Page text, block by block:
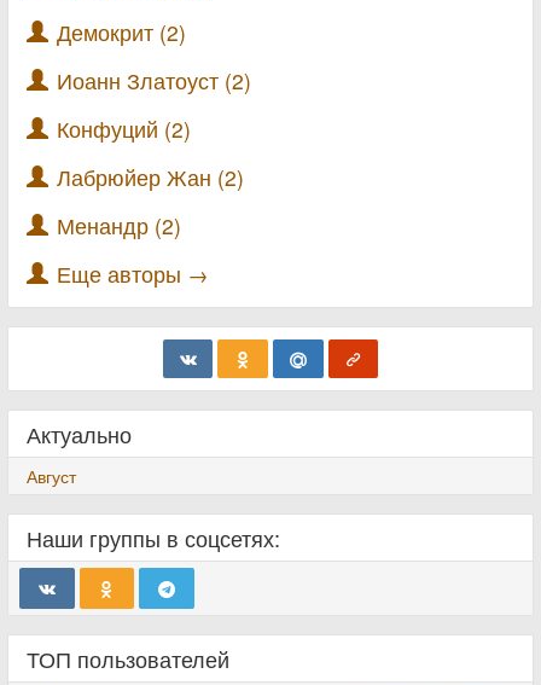
Демокрит (2)
Иоанн Златоуст (2)
Конфуций (2)
Лабрюйер Жан (2)
Менандр (2)
Еще авторы →
Актуально
Август
Наши группы в соцсетях:
ТОП пользователей